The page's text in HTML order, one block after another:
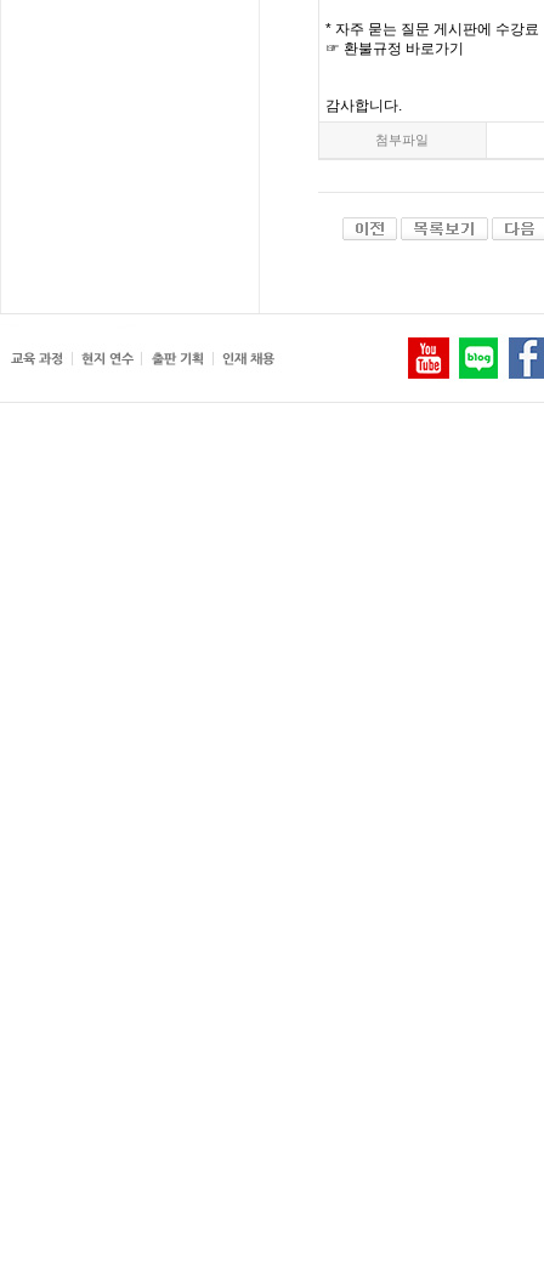
* 자주 묻는 질문 게시판에 수강료
☞ 환불규정 바로가기
감사합니다.
첨부파일